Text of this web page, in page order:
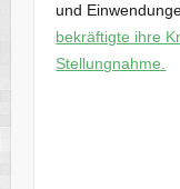
und
bekräftigte ihre
Stellungnahme.